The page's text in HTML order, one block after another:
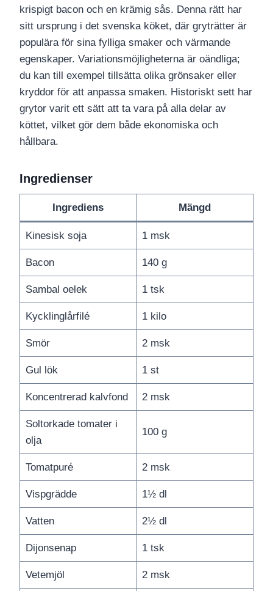
krispigt bacon och en krämig sås. Denna rätt har
sitt ursprung i det svenska köket, där gryträtter är
populära för sina fylliga smaker och värmande
egenskaper. Variationsmöjligheterna är oändliga;
du kan till exempel tillsätta olika grönsaker eller
kryddor för att anpassa smaken. Historiskt sett har
grytor varit ett sätt att ta vara på alla delar av
köttet, vilket gör dem både ekonomiska och
hållbara.
Ingredienser
Ingrediens Mängd
Kinesisk soja 1 msk
Bacon 140 g
Sambal oelek 1 tsk
Kycklinglårfilé 1 kilo
Smör 2 msk
Gul lök 1 st
Koncentrerad kalvfond 2 msk
Soltorkade tomater i
olja
100 g
Tomatpuré 2 msk
Vispgrädde 1½ dl
Vatten 2½ dl
Dijonsenap 1 tsk
Vetemjöl 2 msk